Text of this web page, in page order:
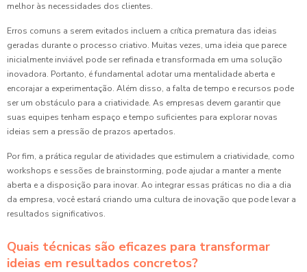
melhor às necessidades dos clientes.
Erros comuns a serem evitados incluem a crítica prematura das ideias
geradas durante o processo criativo. Muitas vezes, uma ideia que parece
inicialmente inviável pode ser refinada e transformada em uma solução
inovadora. Portanto, é fundamental adotar uma mentalidade aberta e
encorajar a experimentação. Além disso, a falta de tempo e recursos pode
ser um obstáculo para a criatividade. As empresas devem garantir que
suas equipes tenham espaço e tempo suficientes para explorar novas
ideias sem a pressão de prazos apertados.
Por fim, a prática regular de atividades que estimulem a criatividade, como
workshops e sessões de brainstorming, pode ajudar a manter a mente
aberta e a disposição para inovar. Ao integrar essas práticas no dia a dia
da empresa, você estará criando uma cultura de inovação que pode levar a
resultados significativos.
Quais técnicas são eficazes para transformar
ideias em resultados concretos?